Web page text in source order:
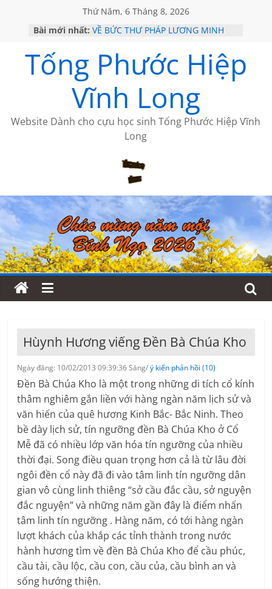
Thứ Năm, 6 Tháng 8, 2026
Bài mới nhất: VỀ BỨC THƯ PHÁP LƯƠNG MINH
HỌC SỬ HỒI XƯA
MỘT ĐỜI ĐI QUA NHỮNG TRANG
SÁCH
BẤT CHỢT CỦA CHÂU LỆ DUNG
CÀ PHÊ NGẮM NÚI
Tống Phước Hiệp
Vĩnh Long
Website Dành cho cựu học sinh Tống Phước Hiệp Vĩnh
Long
Hùynh Hương viếng Đền Bà Chúa Kho
Ngày đăng: 10/02/2013 09:39:36 Sáng/ý kiến phản hồi (10)
Đền Bà Chúa Kho là một trong những di tích cổ kính
thâm nghiêm gắn liền với hàng ngàn năm lịch sử và
văn hiến của quê hương Kinh Bắc- Bắc Ninh. Theo
bề dày lịch sử, tín ngưỡng đền Bà Chúa Kho ở Cổ
Mễ đã có nhiều lớp văn hóa tín ngưỡng của nhiều
thời đại. Song điều quan trọng hơn cả là từ lâu đời
ngôi đền cổ này đã đi vào tâm linh tín ngưỡng dân
gian vô cùng linh thiêng “sở cầu đắc cầu, sở nguyện
đắc nguyện” và những năm gần đây là điểm nhấn
tâm linh tín ngưỡng . Hàng năm, có tới hàng ngàn
lượt khách của khắp các tỉnh thành trong nước
hành hương tìm về đền Bà Chúa Kho để cầu phúc,
cầu tài, cầu lộc, cầu con, cầu của, cầu bình an và
sống hướng thiện.